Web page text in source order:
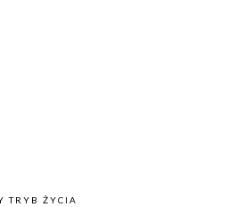
TRYB ŻYCIA